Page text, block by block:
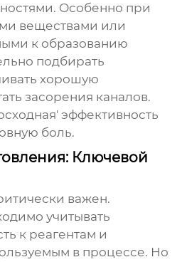
Особенно при
веществами или
к образованию
подбирать
хорошую
засорения каналов.
эффективность
боль.
Ключевой
важен.
учитывать
к реагентам и
в процессе. Но